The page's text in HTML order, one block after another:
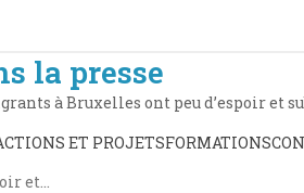
ET PROJETSFORMATIONS
la presse
à Bruxelles ont peu d’espoir et
et…